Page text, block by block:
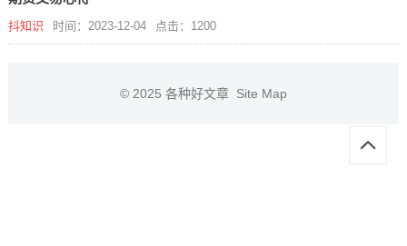
抖知识 时间：2023-12-04 点击：1200
© 2025 各种好文章 Site Map